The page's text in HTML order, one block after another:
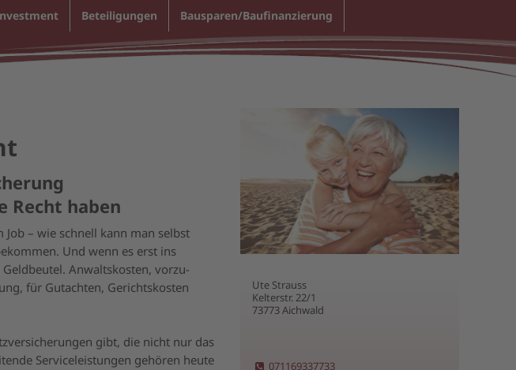
Beteiligungen Bausparen/Baufinanzierung
Recht haben
– wie schnell kann man selbst
Und wenn es erst ins
Anwaltskosten, vorzu-
für Gutachten, Gerichtskosten
gibt, die nicht nur das
Serviceleistungen gehören heute
Ute Strauss
Kelterstr. 22/1
73773 Aichwald
071169337733